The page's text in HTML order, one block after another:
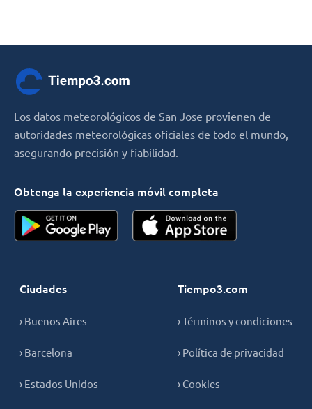
Los datos meteorológicos de San Jose provienen de
autoridades meteorológicas oficiales de todo el mundo,
asegurando precisión y fiabilidad.
Obtenga la experiencia móvil completa
Ciudades
› Buenos Aires
› Barcelona
› Estados Unidos
Tiempo3.com
› Términos y condiciones
› Política de privacidad
› Cookies